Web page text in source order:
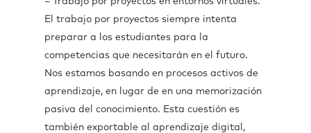
El trabajo por proyectos siempre intenta
preparar a los estudiantes para la
competencias que necesitarán en el futuro.
Nos estamos basando en procesos activos de
aprendizaje, en lugar de en una memorización
pasiva del conocimiento. Esta cuestión es
también exportable al aprendizaje digital,